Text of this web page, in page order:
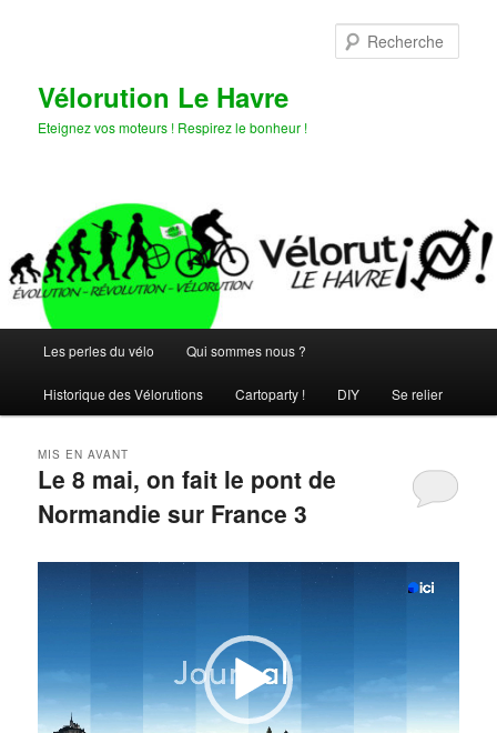
Vélorution Le Havre
Eteignez vos moteurs ! Respirez le bonheur !
principal
Les perles du vélo Qui sommes nous ?
Historique des Vélorutions Cartoparty ! DIY Se relier
Le 8 mai, on fait le pont de
Normandie sur France 3
MIS EN AVANT